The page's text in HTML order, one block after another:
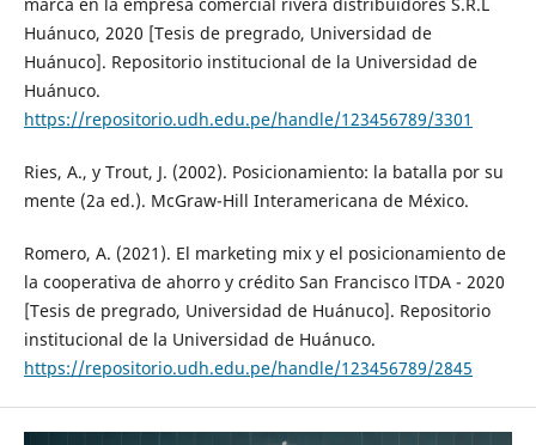
marca en la empresa comercial rivera distribuidores S.R.L
Huánuco, 2020 [Tesis de pregrado, Universidad de
Huánuco]. Repositorio institucional de la Universidad de
Huánuco.
https://repositorio.udh.edu.pe/handle/123456789/3301
Ries, A., y Trout, J. (2002). Posicionamiento: la batalla por su
mente (2a ed.). McGraw-Hill Interamericana de México.
Romero, A. (2021). El marketing mix y el posicionamiento de
la cooperativa de ahorro y crédito San Francisco lTDA - 2020
[Tesis de pregrado, Universidad de Huánuco]. Repositorio
institucional de la Universidad de Huánuco.
https://repositorio.udh.edu.pe/handle/123456789/2845